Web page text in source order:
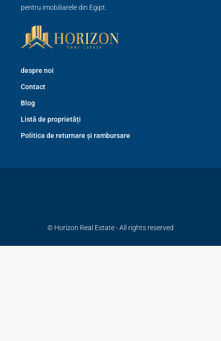
pentru imobiliarele din Egipt.
despre noi
Contact
Blog
Listă de proprietăți
Politica de returnare și rambursare
© Horizon Real Estate - All rights reserved